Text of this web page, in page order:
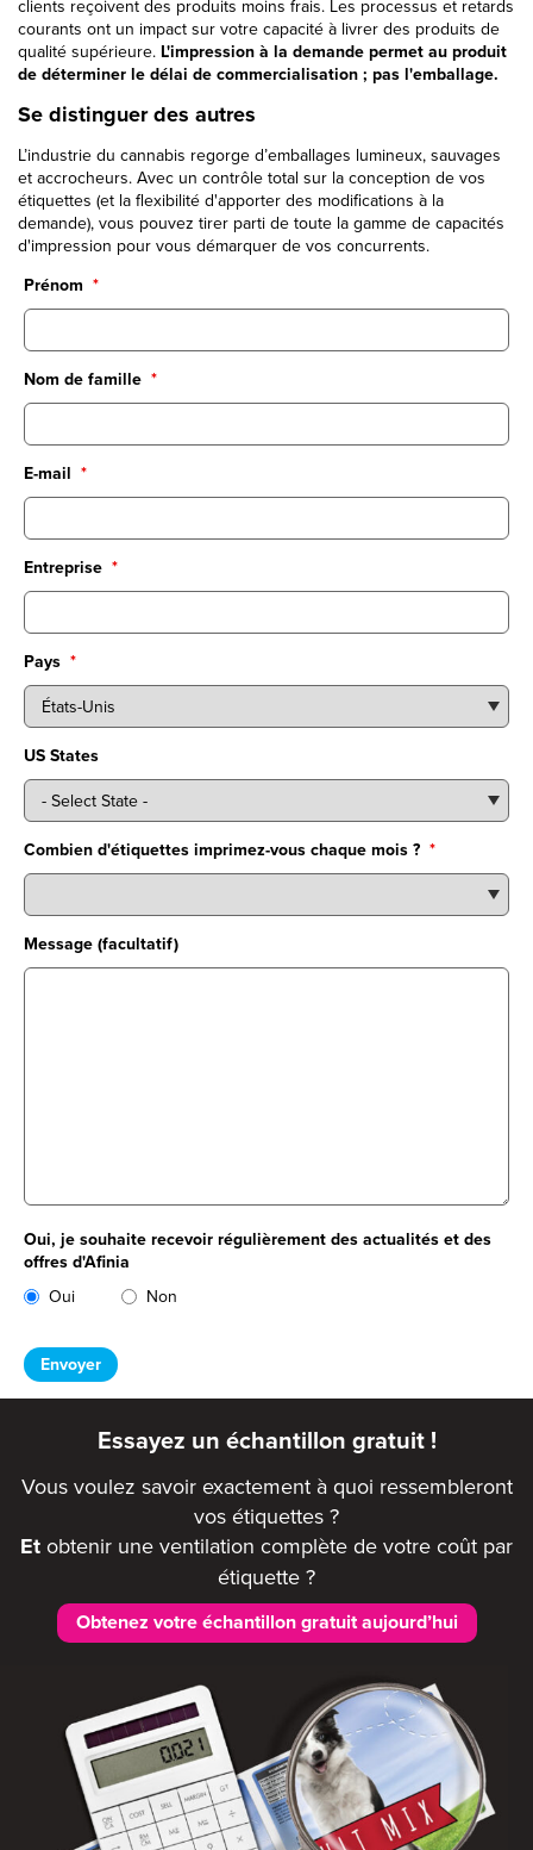
clients reçoivent des produits moins frais. Les processus et retards
courants ont un impact sur votre capacité à livrer des produits de
qualité supérieure. L'impression à la demande permet au produit
de déterminer le délai de commercialisation ; pas l'emballage.
Se distinguer des autres
L’industrie du cannabis regorge d’emballages lumineux, sauvages
et accrocheurs. Avec un contrôle total sur la conception de vos
étiquettes (et la flexibilité d'apporter des modifications à la
demande), vous pouvez tirer parti de toute la gamme de capacités
d'impression pour vous démarquer de vos concurrents.
Prénom *
Nom de famille *
E-mail *
Entreprise *
Pays *
US States
Combien d'étiquettes imprimez-vous chaque mois ? *
Message (facultatif)
Oui, je souhaite recevoir régulièrement des actualités et des
offres d'Afinia
Oui
Non
Essayez un échantillon gratuit !
Vous voulez savoir exactement à quoi ressembleront
vos étiquettes ?
Et obtenir une ventilation complète de votre coût par
étiquette ?
Obtenez votre échantillon gratuit aujourd’hui